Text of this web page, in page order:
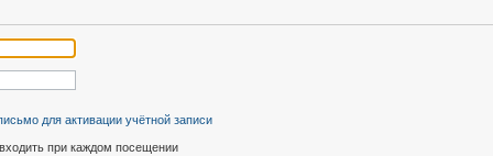
для активации учётной записи
при каждом посещении